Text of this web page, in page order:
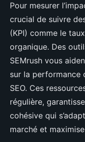
Pour mesurer
crucial de suivre
(KPI) comme le
organique. Des
SEMrush vous
sur la performance
SEO. Ces
régulière,
cohésive qui
marché et